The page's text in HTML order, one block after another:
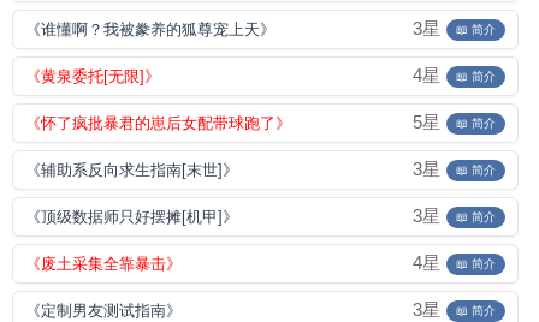
《谁懂啊？我被豢养的狐尊宠上天》 3星 📖 简介
《黄泉委托[无限]》 4星 📖 简介
《怀了疯批暴君的崽后女配带球跑了》 5星 📖 简介
《辅助系反向求生指南[末世]》 3星 📖 简介
《顶级数据师只好摆摊[机甲]》 3星 📖 简介
《废土采集全靠暴击》 4星 📖 简介
《定制男友测试指南》 3星 📖 简介